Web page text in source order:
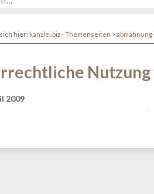
hier: kanzlei.biz - Themenseiten >
Nutzung
2009
: Redefinition of parameter $_